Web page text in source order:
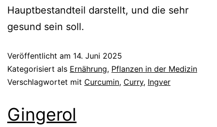
Hauptbestandteil darstellt, und die sehr
gesund sein soll.
Veröffentlicht am 14. Juni 2025
Kategorisiert als Ernährung, Pflanzen in der Medizin
Verschlagwortet mit Curcumin, Curry, Ingver
Gingerol